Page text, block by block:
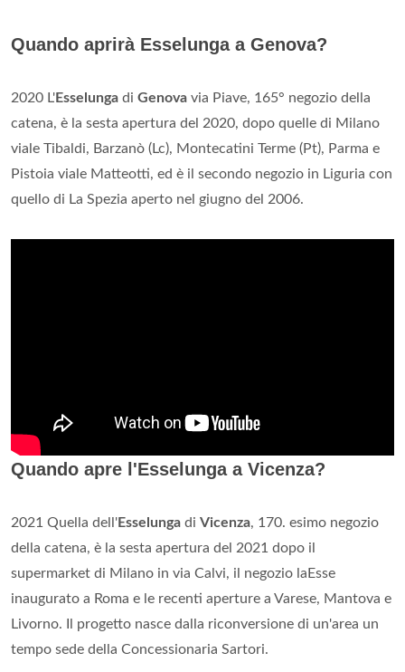
Quando aprirà Esselunga a Genova?
2020 L'Esselunga di Genova via Piave, 165° negozio della
catena, è la sesta apertura del 2020, dopo quelle di Milano
viale Tibaldi, Barzanò (Lc), Montecatini Terme (Pt), Parma e
Pistoia viale Matteotti, ed è il secondo negozio in Liguria con
quello di La Spezia aperto nel giugno del 2006.
Quando apre l'Esselunga a Vicenza?
2021 Quella dell'Esselunga di Vicenza, 170. esimo negozio
della catena, è la sesta apertura del 2021 dopo il
supermarket di Milano in via Calvi, il negozio laEsse
inaugurato a Roma e le recenti aperture a Varese, Mantova e
Livorno. Il progetto nasce dalla riconversione di un'area un
tempo sede della Concessionaria Sartori.